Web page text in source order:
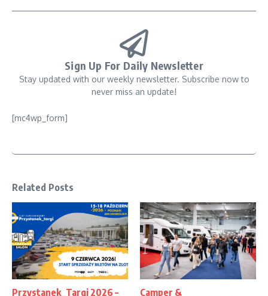
Sign Up For Daily Newsletter
Stay updated with our weekly newsletter. Subscribe now to
never miss an update!
[mc4wp_form]
Related Posts
Przystanek_Targi 2026 –
Camper &